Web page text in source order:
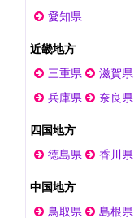
愛知県
近畿地方
三重県
滋賀県
兵庫県
奈良県
四国地方
徳島県
香川県
中国地方
鳥取県
島根県